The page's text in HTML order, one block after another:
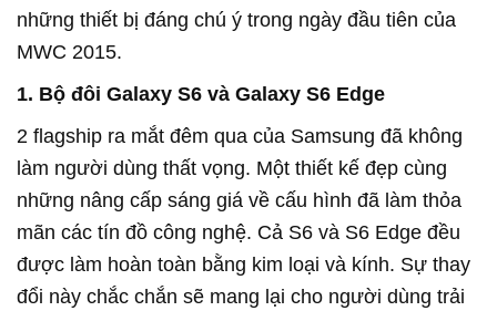
những thiết bị đáng chú ý trong ngày đầu tiên của
MWC 2015.
1. Bộ đôi Galaxy S6 và Galaxy S6 Edge
2 flagship ra mắt đêm qua của Samsung đã không
làm người dùng thất vọng. Một thiết kế đẹp cùng
những nâng cấp sáng giá về cấu hình đã làm thỏa
mãn các tín đồ công nghệ. Cả S6 và S6 Edge đều
được làm hoàn toàn bằng kim loại và kính. Sự thay
đổi này chắc chắn sẽ mang lại cho người dùng trải